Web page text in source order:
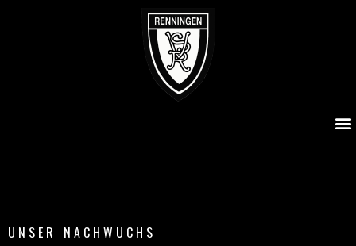
UNSER NACHWUCHS